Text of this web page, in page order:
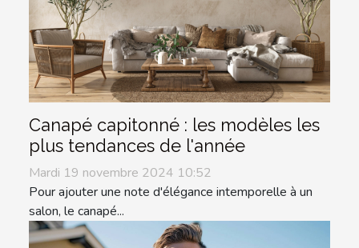
Canapé capitonné : les modèles les
plus tendances de l'année
Mardi 19 novembre 2024 10:52
Pour ajouter une note d'élégance intemporelle à un
salon, le canapé...